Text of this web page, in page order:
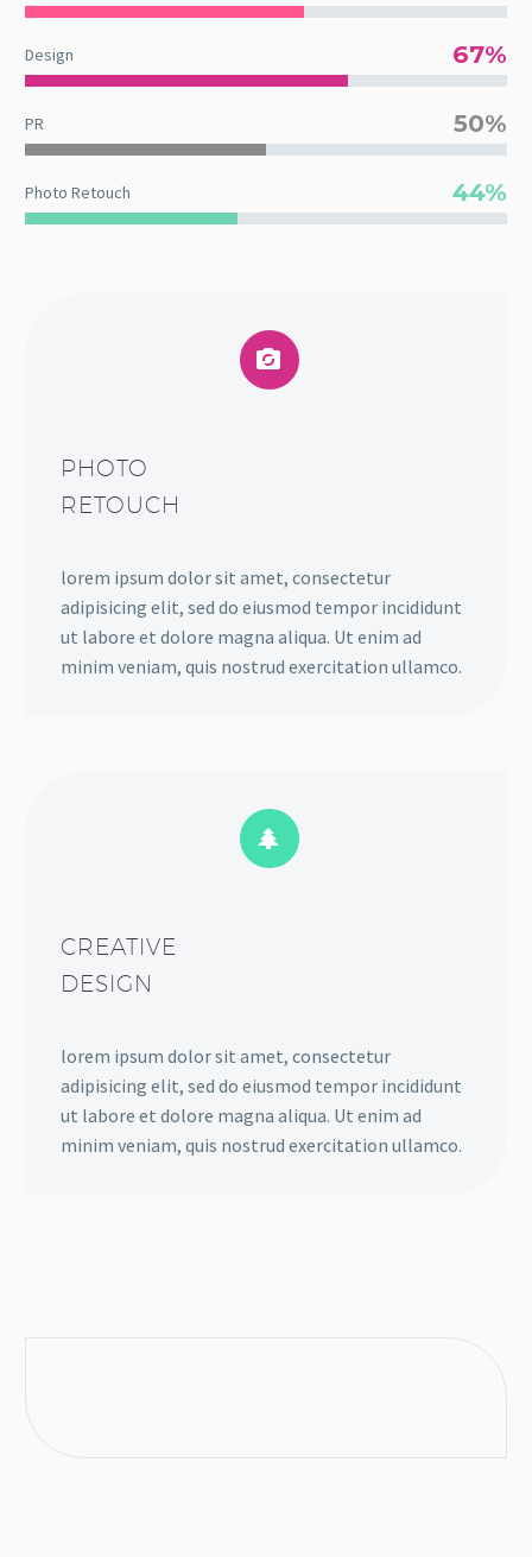
Design 67%
PR 50%
Photo Retouch 44%


PHOTO
RETOUCH
lorem ipsum dolor sit amet, consectetur
adipisicing elit, sed do eiusmod tempor incididunt
ut labore et dolore magna aliqua. Ut enim ad
minim veniam, quis nostrud exercitation ullamco.


CREATIVE
DESIGN
lorem ipsum dolor sit amet, consectetur
adipisicing elit, sed do eiusmod tempor incididunt
ut labore et dolore magna aliqua. Ut enim ad
minim veniam, quis nostrud exercitation ullamco.